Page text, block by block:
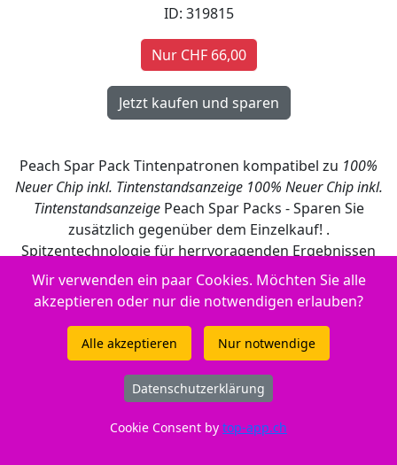
ID: 319815
Nur CHF 66,00
Peach Spar Pack Tintenpatronen kompatibel zu 100%
Neuer Chip inkl. Tintenstandsanzeige 100% Neuer Chip inkl.
TintenstandsanzeigePeach Spar Packs - Sparen Sie
zusätzlich gegenüber dem Einzelkauf! .
Spitzentechnologie für herrvoragenden Ergebnissen
und höchste Qualität. Farb- und Lichtechtheit
entsprechen höchsten Anforderungen und
gewährleisten brillante Druckresultate. Um die
Premium Qualität sicherzustellen, wird die Tinte im
eigenen Entwicklungszentrum in der Schweiz
entwickelt und anschliessend in unseren
Fertigungsstandorten in die Tintenpatronen abgefüllt.
Produktion und Fertigung entsprechen neusten
Erkenntnissen aus Lehre und Forschung. Qualität, mit
Wir verwenden ein paar Cookies. Möchten Sie alle
akzeptieren oder nur die notwendigen erlauben?
Alle akzeptieren Nur notwendige
Datenschutzerklärung
Cookie Consent by top-app.ch